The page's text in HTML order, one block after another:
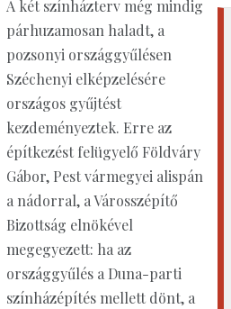
A két színházterv még mindig
párhuzamosan haladt, a
pozsonyi országgyűlésen
Széchenyi elképzelésére
országos gyűjtést
kezdeményeztek. Erre az
építkezést felügyelő Földváry
Gábor, Pest vármegyei alispán
a nádorral, a Városszépítő
Bizottság elnökével
megegyezett: ha az
országgyűlés a Duna-parti
színházépítés mellett dönt, a